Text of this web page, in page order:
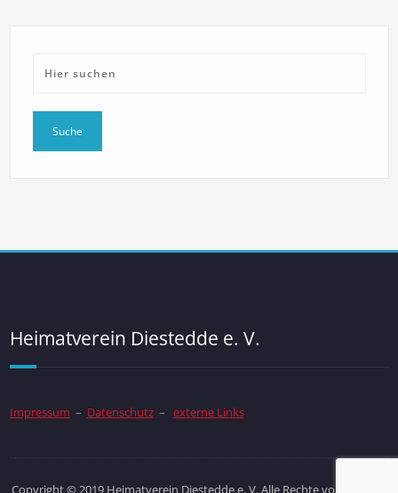
Heimatverein Diestedde e. V.
Impressum – Datenschutz– externe Links
Copyright © 2019 Heimatverein Diestedde e. V. Alle Rechte vorbehalten